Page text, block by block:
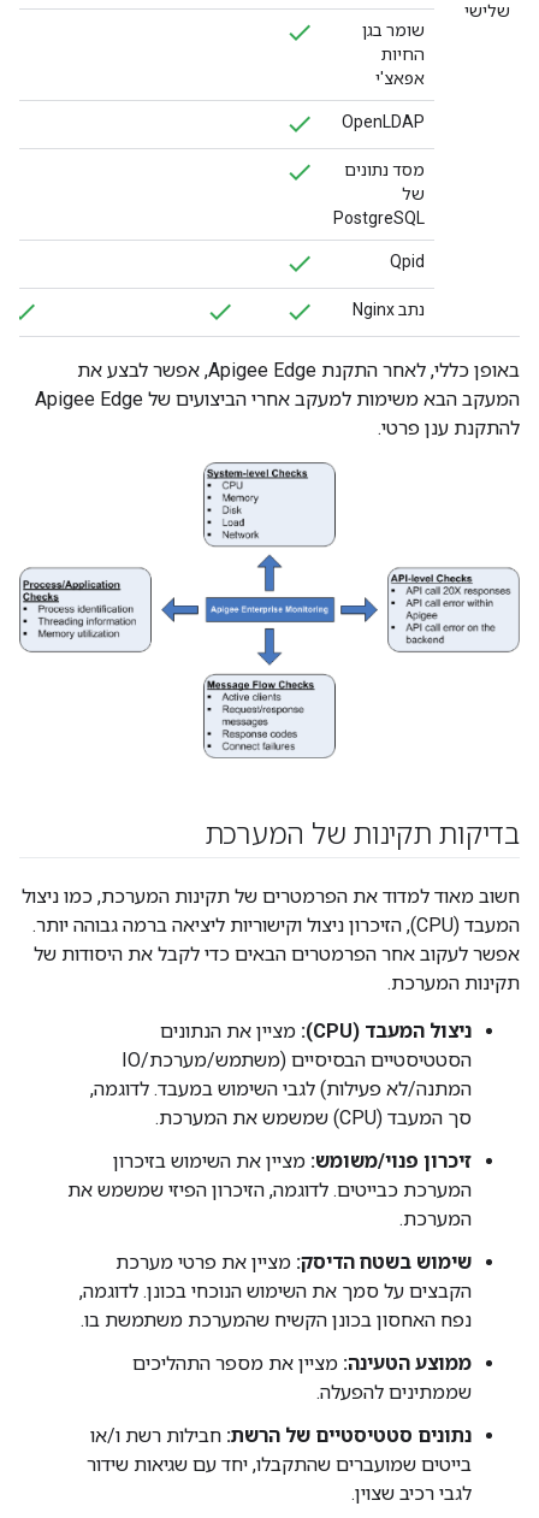
שלישי
שומר בגן
החיות
אפאצ'י
OpenLDAP
מסד נתונים
של
PostgreSQL
Qpid
נתב Nginx
באופן כללי, לאחר התקנת Apigee Edge, אפשר לבצע את
המעקב הבא משימות למעקב אחרי הביצועים של Apigee Edge
להתקנת ענן פרטי.
בדיקות תקינות של המערכת
חשוב מאוד למדוד את הפרמטרים של תקינות המערכת, כמו ניצול
המעבד (CPU), הזיכרון ניצול וקישוריות ליציאה ברמה גבוהה יותר.
אפשר לעקוב אחר הפרמטרים הבאים כדי לקבל את היסודות של
תקינות המערכת.
ניצול המעבד (CPU):
מציין את הנתונים
הסטטיסטיים הבסיסיים (משתמש/מערכת/IO
המתנה/לא פעילות) לגבי השימוש במעבד. לדוגמה,
סך המעבד (CPU) שמשמש את המערכת.
זיכרון פנוי/משומש: מציין את השימוש בזיכרון
המערכת כבייטים. לדוגמה, הזיכרון הפיזי שמשמש את
המערכת.
שימוש בשטח הדיסק: מציין את פרטי מערכת
הקבצים על סמך את השימוש הנוכחי בכונן. לדוגמה,
נפח האחסון בכונן הקשיח שהמערכת משתמשת בו.
ממוצע הטעינה: מציין את מספר התהליכים
שממתינים להפעלה.
נתונים סטטיסטיים של הרשת: חבילות רשת ו/או
בייטים שמועברים שהתקבלו, יחד עם שגיאות שידור
לגבי רכיב שצוין.